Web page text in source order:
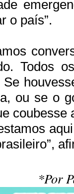
o país”.
Todos
Se
ou se o
coubesse
*Por